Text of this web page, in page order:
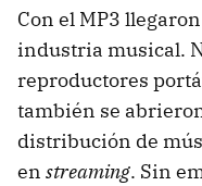
Con el MP3
industria musical.
reproductores
también se
distribución de
en streaming. Sin